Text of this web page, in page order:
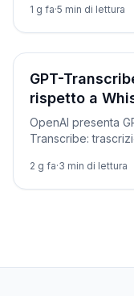
1 g fa·5 min di lettura
Novità
GPT-
rispetto a
OpenAI presenta
Transcribe:
codice pronto.
2 g fa·3 min di lettura